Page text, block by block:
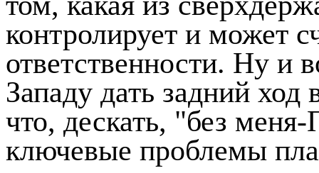
контролирует и может
ответственности. Ну и
Западу дать задний
что, дескать, "без
ключевые проблемы